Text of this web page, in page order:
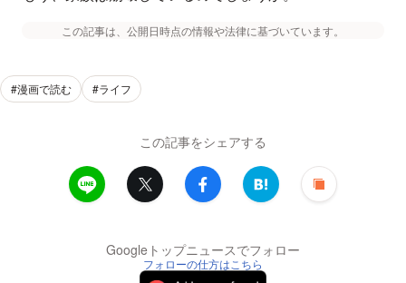
この記事は、公開日時点の情報や法律に基づいています。
#漫画で読む #ライフ
この記事をシェアする
Googleトップニュースでフォロー
フォローの仕方はこちら